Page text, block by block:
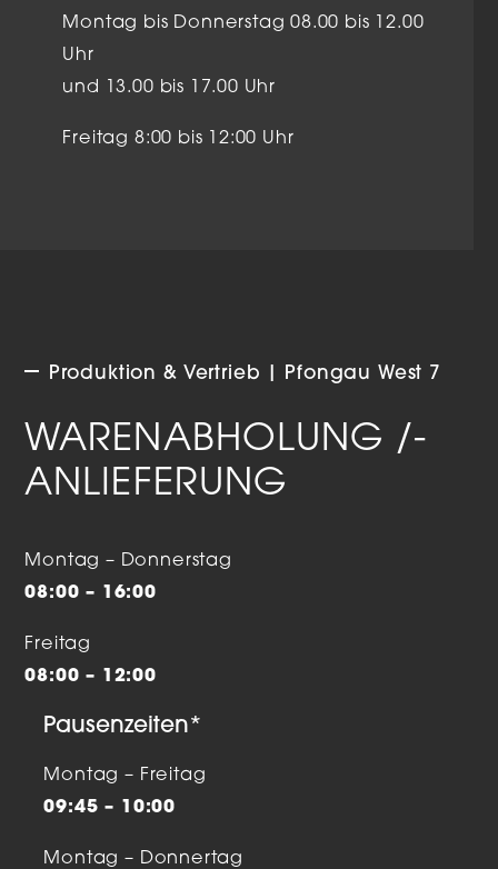
Montag bis Donnerstag 08.00 bis 12.00
Uhr
und 13.00 bis 17.00 Uhr
Freitag 8:00 bis 12:00 Uhr
Produktion & Vertrieb | Pfongau West 7
WARENABHOLUNG /-
ANLIEFERUNG
Montag – Donnerstag
08:00 – 16:00
Freitag
08:00 – 12:00
Pausenzeiten*
Montag – Freitag
09:45 – 10:00
Montag – Donnertag